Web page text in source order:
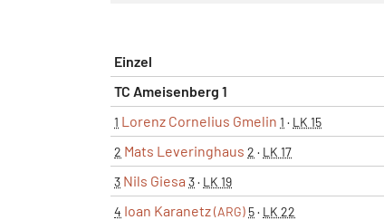
Einzel
TC Ameisenberg 1
1 Lorenz Cornelius Gmelin 1 · LK 15
2 Mats Leveringhaus 2 · LK 17
3 Nils Giesa 3· LK 19
4 Ioan Karanetz(ARG) 5· LK 22